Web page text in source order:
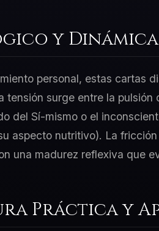
y Dinámica
personal, estas cartas
tensión surge entre la
del Sí-mismo o el
aspecto nutritivo). La
una madurez reflexiva que
Práctica y